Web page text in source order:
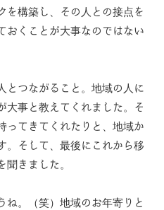
を構築し、その人との接点を
おくことが大事なのではない
とつながること。地域の人に
大事と教えてくれました。そ
ってきてくれたりと、地域か
。そして、最後にこれから移
きました。
ね。（笑）地域のお年寄りと